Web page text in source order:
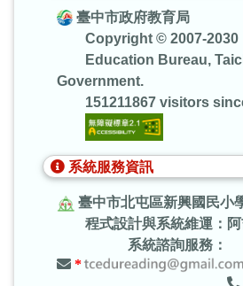
臺中市政府教育局
Copyright © 2007-2030
Education Bureau,
Government.
151211867 visitors
系統服務資訊
臺中市北屯區新興國民小
程式設計與系統維運：阿
系統諮詢服務：
*